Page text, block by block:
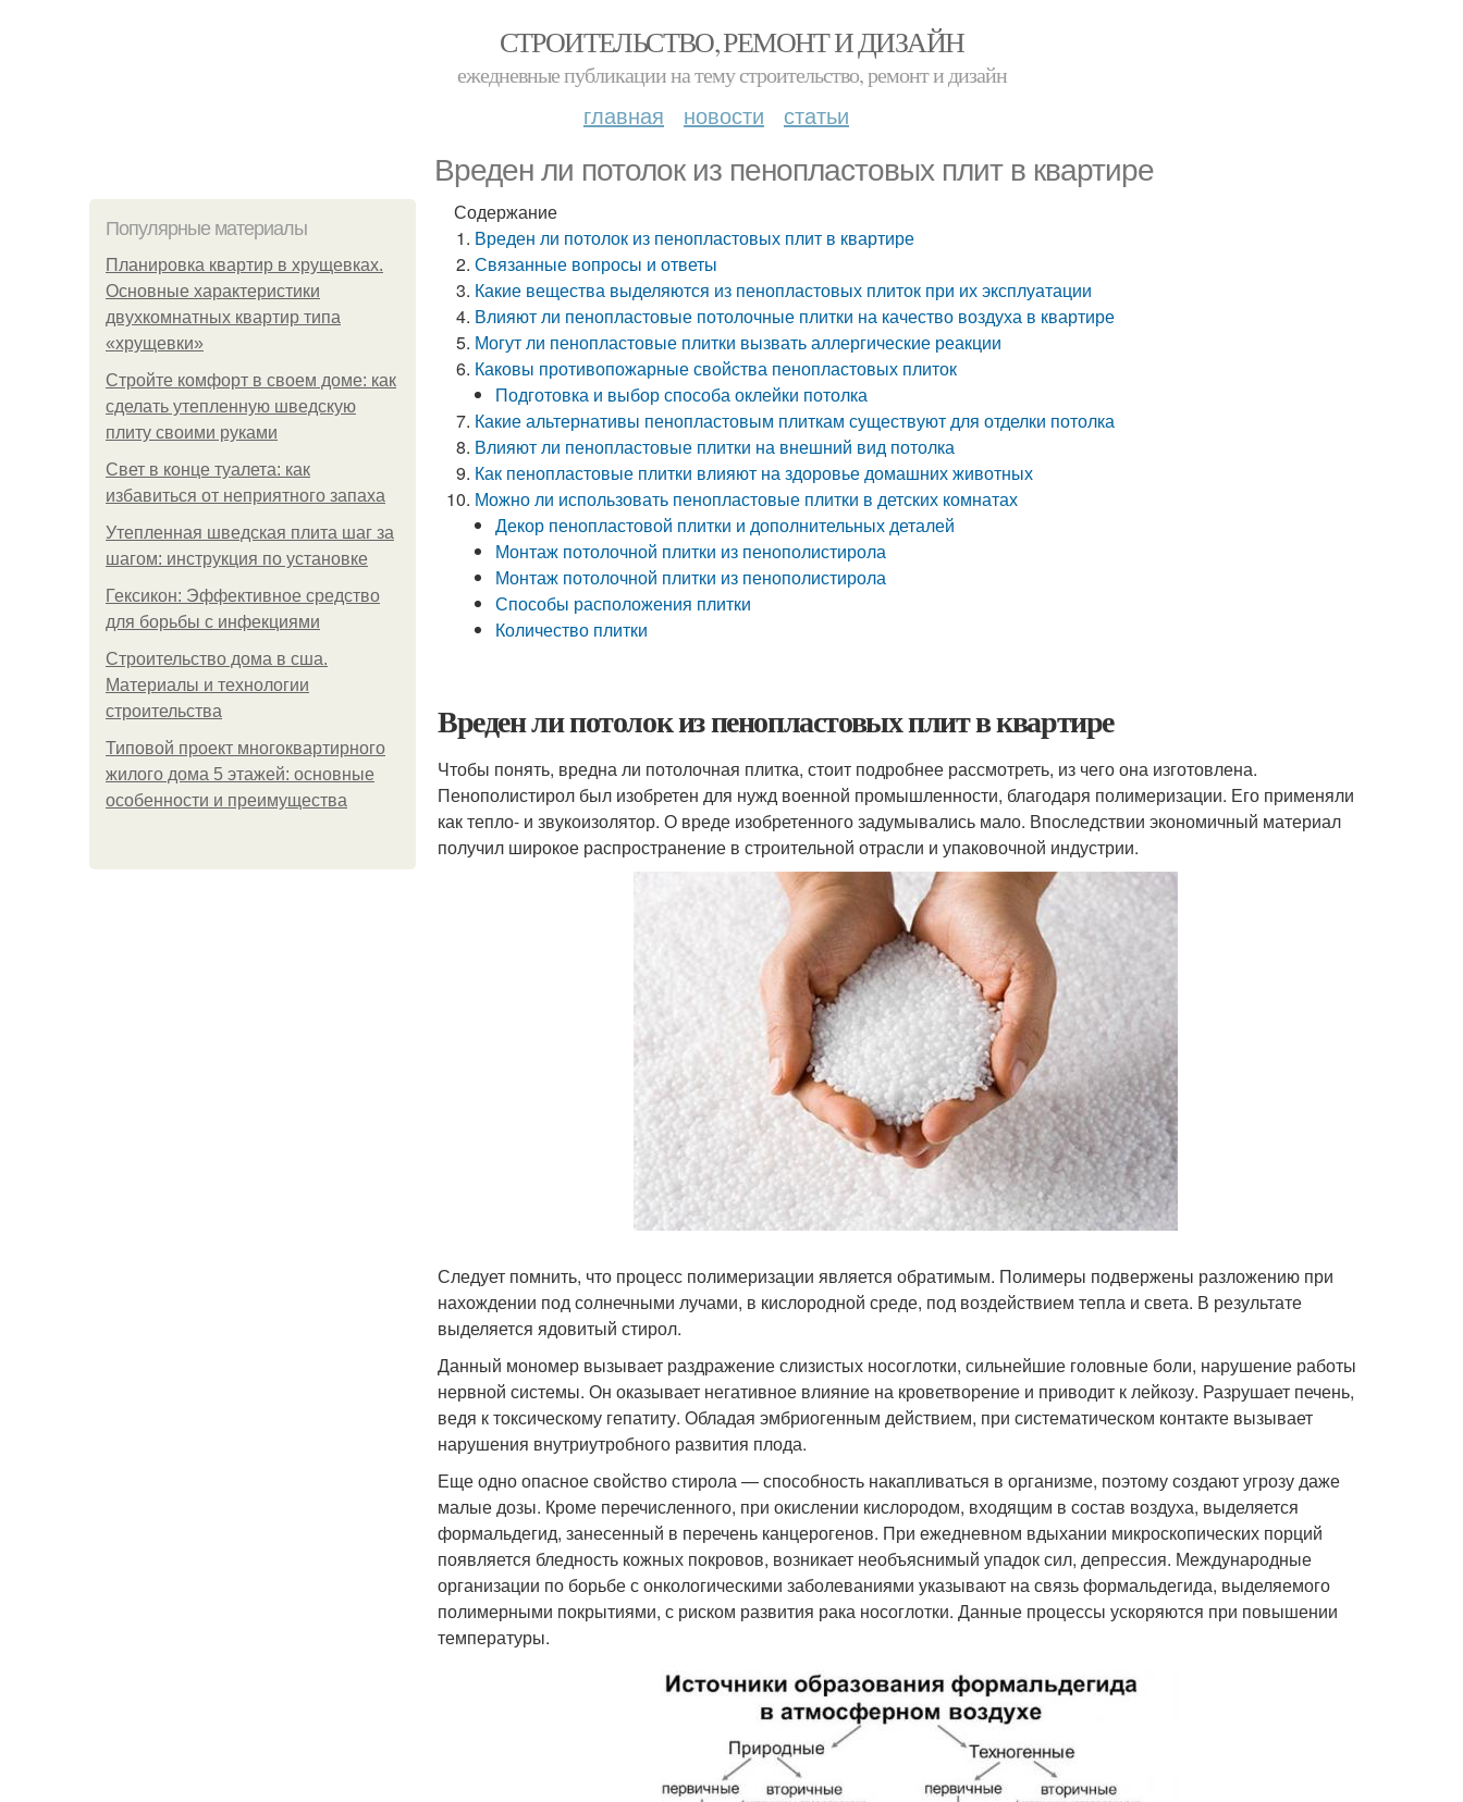
СТРОИТЕЛЬСТВО, РЕМОНТ И ДИЗАЙН
ежедневные публикации на тему строительство, ремонт и дизайн
главная новости статьи
Вреден ли потолок из пенопластовых плит в квартире
Популярные материалы
Планировка квартир в хрущевках.
Основные характеристики
двухкомнатных квартир типа
«хрущевки»
Стройте комфорт в своем доме: как
сделать утепленную шведскую
плиту своими руками
Свет в конце туалета: как
избавиться от неприятного запаха
Утепленная шведская плита шаг за
шагом: инструкция по установке
Гексикон: Эффективное средство
для борьбы с инфекциями
Строительство дома в сша.
Материалы и технологии
строительства
Типовой проект многоквартирного
жилого дома 5 этажей: основные
особенности и преимущества
Содержание
Вреден ли потолок из пенопластовых плит в квартире
Связанные вопросы и ответы
Какие вещества выделяются из пенопластовых плиток при их эксплуатации
Влияют ли пенопластовые потолочные плитки на качество воздуха в квартире
Могут ли пенопластовые плитки вызвать аллергические реакции
Каковы противопожарные свойства пенопластовых плиток
Подготовка и выбор способа оклейки потолка
Какие альтернативы пенопластовым плиткам существуют для отделки потолка
Влияют ли пенопластовые плитки на внешний вид потолка
Как пенопластовые плитки влияют на здоровье домашних животных
Можно ли использовать пенопластовые плитки в детских комнатах
Декор пенопластовой плитки и дополнительных деталей
Монтаж потолочной плитки из пенополистирола
Монтаж потолочной плитки из пенополистирола
Способы расположения плитки
Количество плитки
Вреден ли потолок из пенопластовых плит в квартире
Чтобы понять, вредна ли потолочная плитка, стоит подробнее рассмотреть, из чего она изготовлена.
Пенополистирол был изобретен для нужд военной промышленности, благодаря полимеризации. Его применяли
как тепло- и звукоизолятор. О вреде изобретенного задумывались мало. Впоследствии экономичный материал
получил широкое распространение в строительной отрасли и упаковочной индустрии.
Следует помнить, что процесс полимеризации является обратимым. Полимеры подвержены разложению при
нахождении под солнечными лучами, в кислородной среде, под воздействием тепла и света. В результате
выделяется ядовитый стирол.
Данный мономер вызывает раздражение слизистых носоглотки, сильнейшие головные боли, нарушение работы
нервной системы. Он оказывает негативное влияние на кроветворение и приводит к лейкозу. Разрушает печень,
ведя к токсическому гепатиту. Обладая эмбриогенным действием, при систематическом контакте вызывает
нарушения внутриутробного развития плода.
Еще одно опасное свойство стирола — способность накапливаться в организме, поэтому создают угрозу даже
малые дозы. Кроме перечисленного, при окислении кислородом, входящим в состав воздуха, выделяется
формальдегид, занесенный в перечень канцерогенов. При ежедневном вдыхании микроскопических порций
появляется бледность кожных покровов, возникает необъяснимый упадок сил, депрессия. Международные
организации по борьбе с онкологическими заболеваниями указывают на связь формальдегида, выделяемого
полимерными покрытиями, с риском развития рака носоглотки. Данные процессы ускоряются при повышении
температуры.